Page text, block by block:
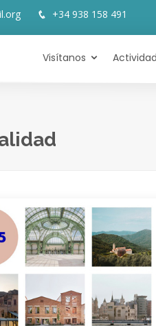
+34 938 158 491
Visítanos